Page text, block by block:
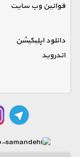
قوانین وب سایت
دانلود اپلیکیشن
اندروید